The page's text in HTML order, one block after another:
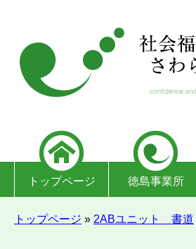
トップページ 徳島事業所
トップページ » 2ABユニット 書道